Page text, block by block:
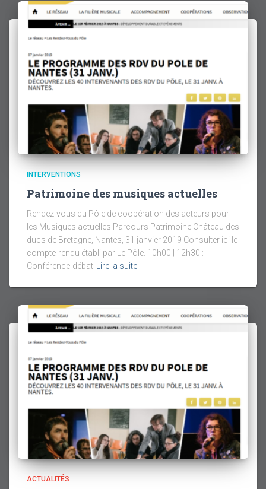
INTERVENTIONS
Patrimoine des musiques actuelles
Rendez-vous du Pôle de coopération des acteurs pour
les Musiques actuelles Parcours Patrimoine Château des
ducs de Bretagne, Nantes, 31 janvier 2019 Consulter ici le
compte-rendu établi par Le Pôle. 10h00 | 12h30 :
Conférence-débat Lire la suite
ACTUALITÉS